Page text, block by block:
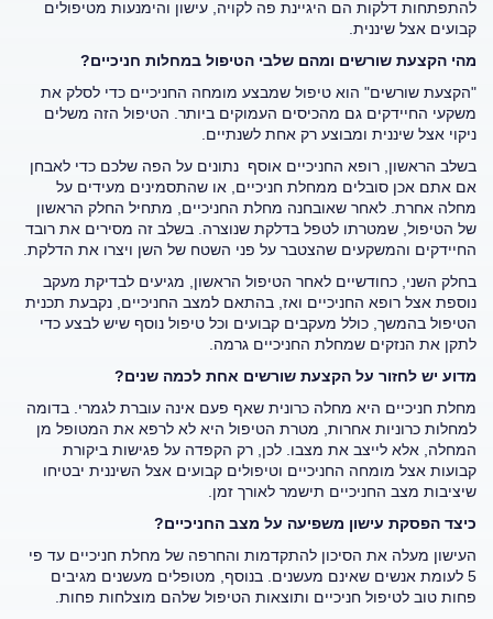
להתפתחות דלקות הם היגיינת פה לקויה, עישון והימנעות מטיפולים
קבועים אצל שיננית.
מהי הקצעת שורשים ומהם שלבי הטיפול במחלות חניכיים?
"הקצעת שורשים" הוא טיפול שמבצע מומחה החניכיים כדי לסלק את
משקעי החיידקים גם מהכיסים העמוקים ביותר. הטיפול הזה משלים
ניקוי אצל שיננית ומבוצע רק אחת לשנתיים.
בשלב הראשון, רופא החניכיים אוסף נתונים על הפה שלכם כדי לאבחן
אם אתם אכן סובלים ממחלת חניכיים, או שהתסמינים מעידים על
מחלה אחרת. לאחר שאובחנה מחלת החניכיים, מתחיל החלק הראשון
של הטיפול, שמטרתו לטפל בדלקת שנוצרה. בשלב זה מסירים את רובד
החיידקים והמשקעים שהצטבר על פני השטח של השן ויצרו את הדלקת.
בחלק השני, כחודשיים לאחר הטיפול הראשון, מגיעים לבדיקת מעקב
נוספת אצל רופא החניכיים ואז, בהתאם למצב החניכיים, נקבעת תכנית
הטיפול בהמשך, כולל מעקבים קבועים וכל טיפול נוסף שיש לבצע כדי
לתקן את הנזקים שמחלת החניכיים גרמה.
מדוע יש לחזור על הקצעת שורשים אחת לכמה שנים?
מחלת חניכיים היא מחלה כרונית שאף פעם אינה עוברת לגמרי. בדומה
למחלות כרוניות אחרות, מטרת הטיפול היא לא לרפא את המטופל מן
המחלה, אלא לייצב את מצבו. לכן, רק הקפדה על פגישות ביקורת
קבועות אצל מומחה החניכיים וטיפולים קבועים אצל השיננית יבטיחו
שיציבות מצב החניכיים תישמר לאורך זמן.
כיצד הפסקת עישון משפיעה על מצב החניכיים?
העישון מעלה את הסיכון להתקדמות והחרפה של מחלת חניכיים עד פי
5 לעומת אנשים שאינם מעשנים. בנוסף, מטופלים מעשנים מגיבים
פחות טוב לטיפול חניכיים ותוצאות הטיפול שלהם מוצלחות פחות.